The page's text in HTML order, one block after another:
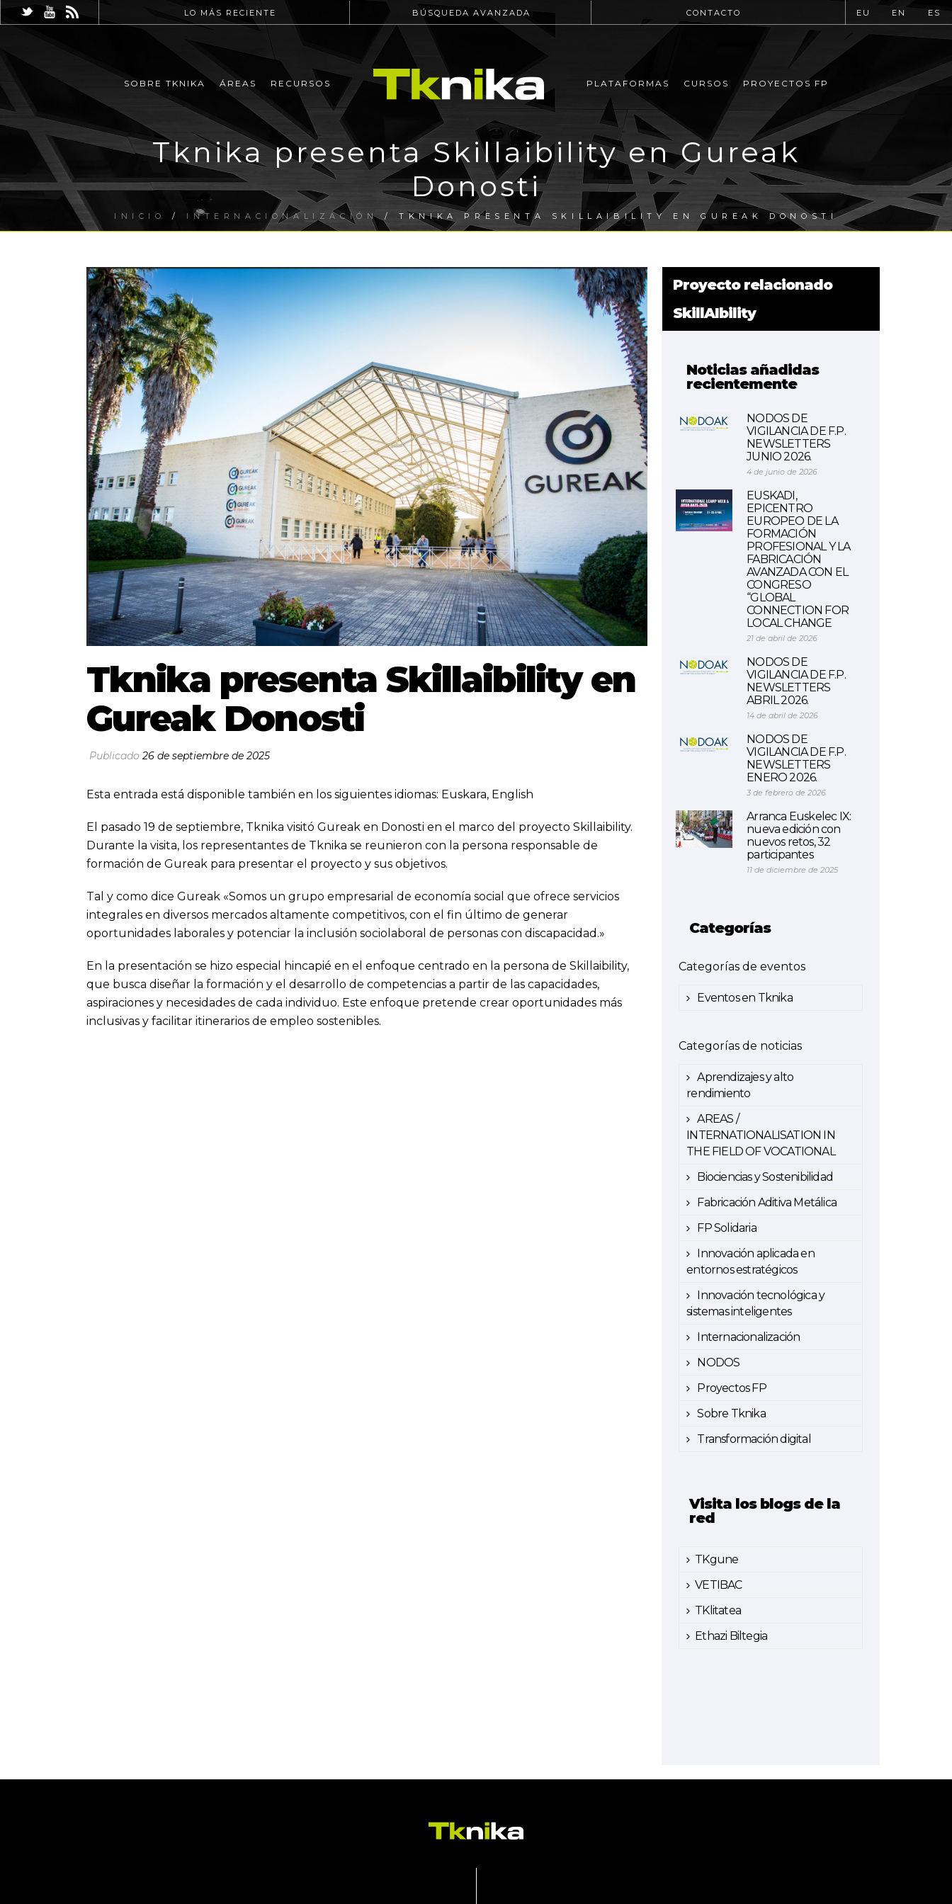
LO MÁS RECIENTE BÚSQUEDA AVANZADA CONTACTO EU EN ES
SOBRE TKNIKA ÁREAS RECURSOS PLATAFORMAS CURSOS PROYECTOS FP
Tknika presenta Skillaibility en Gureak
Donosti
INICIO / INTERNACIONALIZACIÓN/ TKNIKA PRESENTA SKILLAIBILITY EN GUREAK DONOSTI
Tknika presenta Skillaibility en
Gureak Donosti
Publicado26 de septiembre de 2025
Esta entrada está disponible también en los siguientes idiomas: Euskara, English
El pasado 19 de septiembre, Tknika visitó Gureak en Donosti en el marco del proyecto Skillaibility.
Durante la visita, los representantes de Tknika se reunieron con la persona responsable de
formación de Gureak para presentar el proyecto y sus objetivos.
Tal y como dice Gureak «Somos un grupo empresarial de economía social que ofrece servicios
integrales en diversos mercados altamente competitivos, con el fin último de generar
oportunidades laborales y potenciar la inclusión sociolaboral de personas con discapacidad.»
En la presentación se hizo especial hincapié en el enfoque centrado en la persona de Skillaibility,
que busca diseñar la formación y el desarrollo de competencias a partir de las capacidades,
aspiraciones y necesidades de cada individuo. Este enfoque pretende crear oportunidades más
inclusivas y facilitar itinerarios de empleo sostenibles.
Proyecto relacionado
SkillAIbility
Noticias añadidas
recientemente
NODOS DE
VIGILANCIA DE F.P.
NEWSLETTERS
JUNIO 2026.
4 de junio de 2026
EUSKADI,
EPICENTRO
EUROPEO DE LA
FORMACIÓN
PROFESIONAL Y LA
FABRICACIÓN
AVANZADA CON EL
CONGRESO
“GLOBAL
CONNECTION FOR
LOCAL CHANGE
21 de abril de 2026
NODOS DE
VIGILANCIA DE F.P.
NEWSLETTERS
ABRIL 2026.
14 de abril de 2026
NODOS DE
VIGILANCIA DE F.P.
NEWSLETTERS
ENERO 2026.
3 de febrero de 2026
Arranca Euskelec IX:
nueva edición con
nuevos retos, 32
participantes
11 de diciembre de 2025
Categorías
Categorías de eventos
Eventos en Tknika
Categorías de noticias
Aprendizajes y alto
rendimiento
AREAS /
INTERNATIONALISATION IN
THE FIELD OF VOCATIONAL
Biociencias y Sostenibilidad
Fabricación Aditiva Metálica
FP Solidaria
Innovación aplicada en
entornos estratégicos
Innovación tecnológica y
sistemas inteligentes
Internacionalización
NODOS
Proyectos FP
Sobre Tknika
Transformación digital
Visita los blogs de la
red
TKgune
VETIBAC
TKlitatea
Ethazi Biltegia